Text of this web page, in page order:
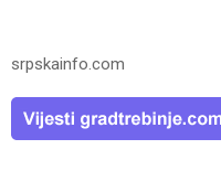
srpskainfo.com